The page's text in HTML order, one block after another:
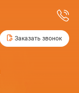
Заказать звонок